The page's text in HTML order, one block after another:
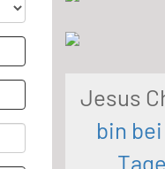
Jesus
bin